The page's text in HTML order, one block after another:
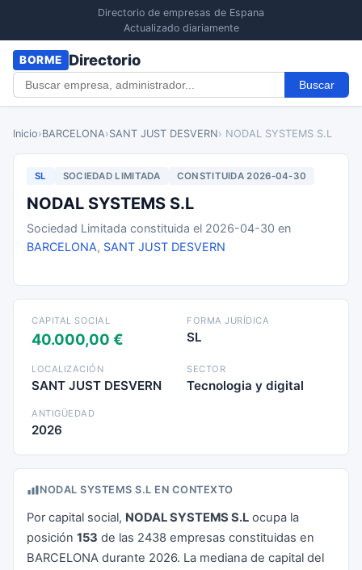
Directorio de empresas de Espana
Actualizado diariamente
BORME Directorio
Buscar
Inicio›BARCELONA›SANT JUST DESVERN› NODAL SYSTEMS S.L
SL SOCIEDAD LIMITADA CONSTITUIDA 2026-04-30
NODAL SYSTEMS S.L
Sociedad Limitada constituida el 2026-04-30 en
BARCELONA, SANT JUST DESVERN
CAPITAL SOCIAL
40.000,00 €
FORMA JURÍDICA
SL
LOCALIZACIÓN
SANT JUST DESVERN
SECTOR
Tecnologia y digital
ANTIGÜEDAD
2026
NODAL SYSTEMS S.L EN CONTEXTO
Por capital social, NODAL SYSTEMS S.L ocupa la
posición 153 de las 2438 empresas constituidas en
BARCELONA durante 2026. La mediana de capital del